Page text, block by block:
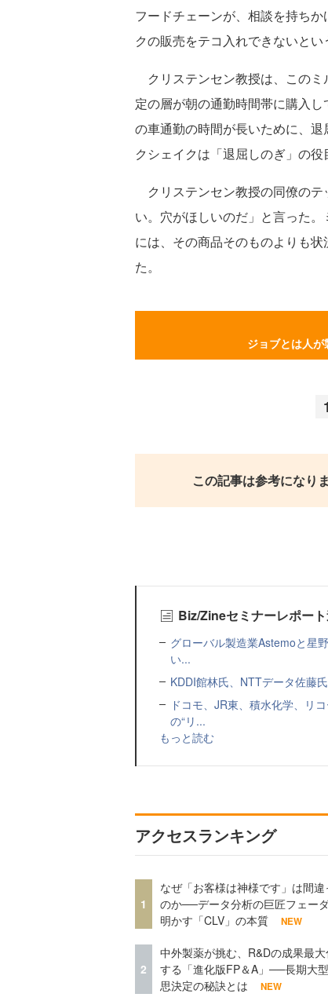
フードチェーンが、相談を持ち
クの販売をテコ入れできないとい
クリステンセン教授は、このミ
定の層が朝の通勤時間帯に購入
の車通勤の時間が長いために、
クシェイクは「退屈しのぎ」の役
クリステンセン教授の同僚のテ
い。穴がほしいのだ」と言った
には、その商品そのものよりも
た。
ジョブとは人
1
この記事は参考になり
Biz/Zineセミナーレポー
グローバル製造業Astemoと星
い...
KDDI館林氏、NTTデータ佐藤
ドコモ、JR東、積水化学、リ
の“リ...
もっと読む
アクセスランキング
1
なぜ「お客様は神様です」は間違
のか──データ分析の巨匠フェー
明かす「CLV」の本質
NEW
2
中外製薬が挑む、R&Dの成果最
する「進化版FP＆A」──長期大
思決定の秘訣とは
NEW